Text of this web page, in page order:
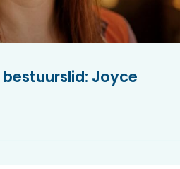
bestuurslid: Joyce